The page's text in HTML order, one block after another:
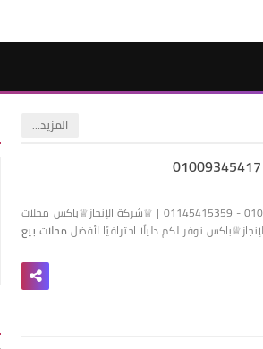
‏المزيد…
محلات بيع كراتين فارغة القاهرة 01009345417 - 01145415359 | ♕شركة الإنجاز♕باكس محلات
نوفر لكم دليلًا احترافيًا لأفضل محلات بيع